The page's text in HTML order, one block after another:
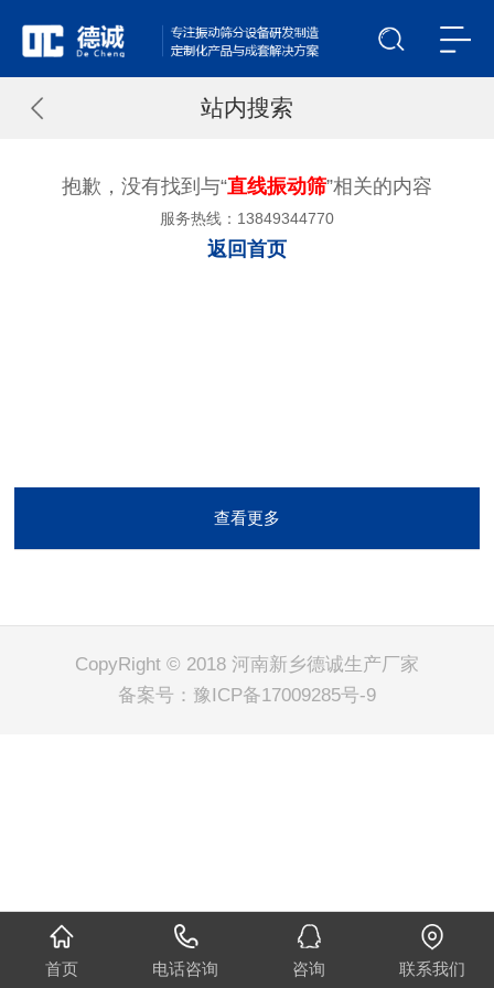
站内搜索
抱歉，没有找到与“直线振动筛”相关的内容
服务热线：13849344770
返回首页
查看更多
CopyRight © 2018 河南新乡德诚生产厂家
备案号： 豫ICP备17009285号-9
首页 电话咨询 咨询 联系我们